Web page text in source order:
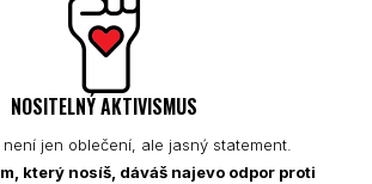
NOSITELNÝ AKTIVISMUS
jen oblečení, ale jasný statement.
který nosíš, dáváš najevo odpor proti